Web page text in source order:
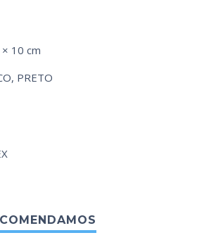
10 cm
, PRETO